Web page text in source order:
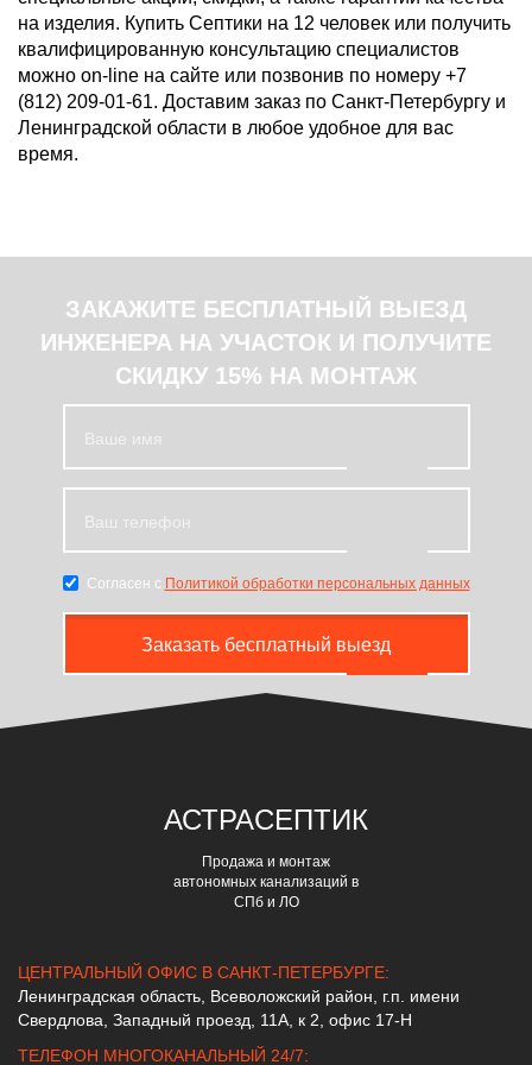
на изделия. Купить Септики на 12 человек или получить
квалифицированную консультацию специалистов
можно on-line на сайте или позвонив по номеру +7
(812) 209-01-61. Доставим заказ по Санкт-Петербургу и
Ленинградской области в любое удобное для вас
время.
ЗАКАЖИТЕ БЕСПЛАТНЫЙ ВЫЕЗД
ИНЖЕНЕРА НА УЧАСТОК И ПОЛУЧИТЕ
СКИДКУ 15% НА МОНТАЖ
Согласен с Политикой обработки персональных данных
Заказать бесплатный выезд
АСТРАСЕПТИК
Продажа и монтаж
автономных канализаций в
СПб и ЛО
ЦЕНТРАЛЬНЫЙ ОФИС В САНКТ-ПЕТЕРБУРГЕ:
Ленинградская область, Всеволожский район, г.п. имени
Свердлова, Западный проезд, 11А, к 2, офис 17-Н
ТЕЛЕФОН МНОГОКАНАЛЬНЫЙ 24/7: